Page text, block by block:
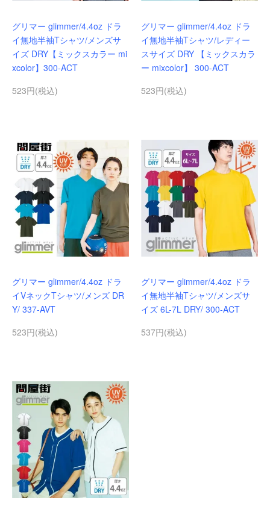
グリマー glimmer/4.4oz ドラ
イ無地半袖Tシャツ/メンズサ
イズ DRY【ミックスカラー mi
xcolor】300-ACT
523円(税込)
グリマー glimmer/4.4oz ドラ
イ無地半袖Tシャツ/レディー
スサイズ DRY 【ミックスカラ
ー mixcolor】 300-ACT
523円(税込)
グリマー glimmer/4.4oz ドラ
イVネックTシャツ/メンズ DR
Y/ 337-AVT
523円(税込)
グリマー glimmer/4.4oz ドラ
イ無地半袖Tシャツ/メンズサ
イズ 6L-7L DRY/ 300-ACT
537円(税込)